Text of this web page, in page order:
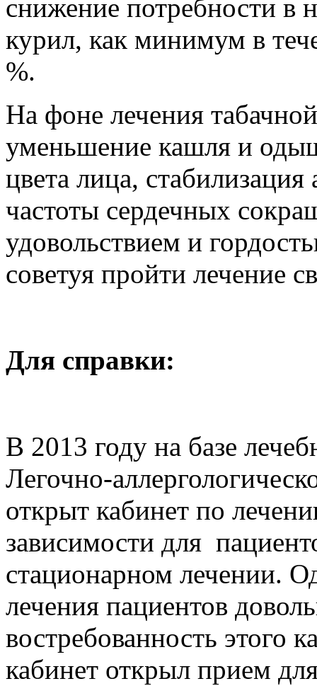
снижение потребности в
курил, как минимум в
%.
На фоне лечения
уменьшение кашля и
цвета лица,
частоты сердечных
удовольствием и
советуя пройти лечение
Для справки:
В 2013 году на базе
Легочно-
открыт кабинет по
зависимости для
стационарном лечении.
лечения пациентов
востребованность этого
кабинет открыл прием